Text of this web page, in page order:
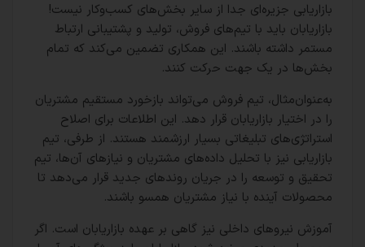
بازاریابی جزیره‌ای جدا از سایر بخش‌های کسب‌وکار نیست!
بازاریابان باید با تیم‌های فروش، تولید و پشتیبانی ارتباط
مستمر داشته باشند. این همکاری تضمین می‌کند که تمام
بخش‌ها در یک جهت حرکت کنند.
به‌عنوان‌مثال، تیم فروش می‌تواند بازخورد مستقیم مشتریان
را در اختیار بازاریابان قرار دهد. این اطلاعات برای اصلاح
استراتژی‌های تبلیغاتی بسیار ارزشمند هستند. از طرفی، تیم
بازاریابی نیز با تحلیل داده‌های مشتریان و نیازهای آن‌ها، تیم
تحقیق و توسعه را در جریان روندهای جدید قرار می‌دهد تا
محصولات آینده با نیاز مشتریان همسو باشند.
آموزش نیروهای داخلی نیز گاهی بر عهده بازاریابان است. اگر